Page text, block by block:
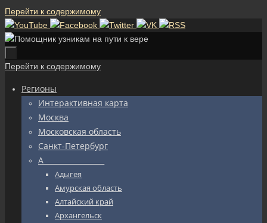
Перейти к содержимому
Перейти к содержимому
Регионы
Интерактивная карта
Москва
Московская область
Санкт-Петербург
А_________________
Адыгея
Амурская область
Алтайский край
Архангельск